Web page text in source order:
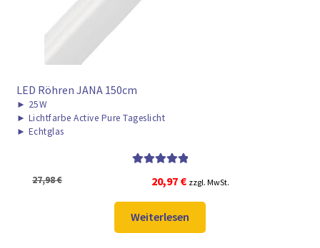
LED Röhren JANA 150cm
► 25W
► Lichtfarbe Active Pure Tageslicht
► Echtglas
von 5
27,98€
Ursprünglicher
war:
27,98 €
20,97 €Aktueller
ist:
20,97 €.
zzgl. MwSt.
Weiterlesen